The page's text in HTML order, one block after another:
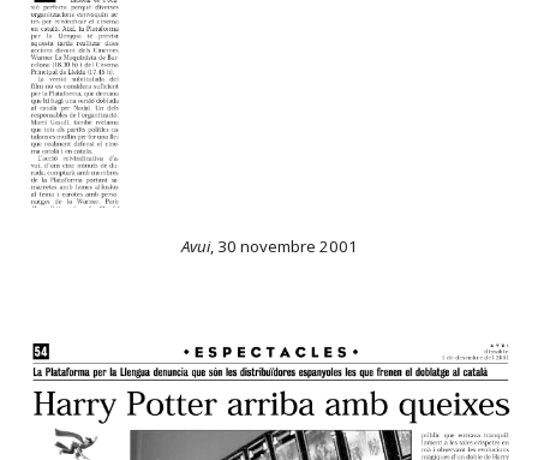
Avui, 30 novembre 2001